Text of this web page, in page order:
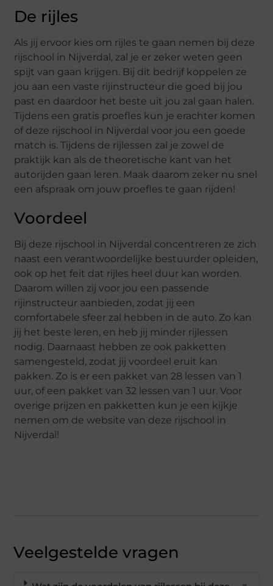
De rijles
Als jij ervoor kies om rijles te gaan nemen bij deze
rijschool in Nijverdal, zal je er zeker weten geen
spijt van gaan krijgen. Bij dit bedrijf koppelen ze
jou aan een vaste rijinstructeur die goed bij jou
past en daardoor het beste uit jou zal gaan halen.
Tijdens een gratis proefles kun je erachter komen
of deze rijschool in Nijverdal voor jou een goede
match is. Tijdens de rijlessen zal je zowel de
praktijk kan als de theoretische kant van het
autorijden gaan leren. Maak daarom zeker nu snel
een afspraak om jouw proefles te gaan rijden!
Voordeel
Bij deze rijschool in Nijverdal concentreren ze zich
naast een verantwoordelijke bestuurder opleiden,
ook op het feit dat rijles heel duur kan worden.
Daarom willen zij voor jou een passende
rijinstructeur aanbieden, zodat jij een
comfortabele sfeer zal hebben in de auto. Zo kan
jij het beste leren, en heb jij minder rijlessen
nodig. Daarnaast hebben ze ook pakketten
samengesteld, zodat jij voordeel eruit kan
pakken. Zo is er een pakket van 28 lessen van 1
uur, of een pakket van 32 lessen van 1 uur. Voor
overige prijzen en pakketten kun je een kijkje
nemen om de website van deze rijschool in
Nijverdal!
Veelgestelde vragen